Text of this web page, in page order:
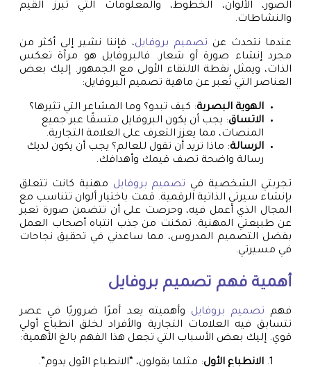
الصور، الألوان، الخطوط، والمعلومات التي تُبرز القيم
والنشاطات.
عندما نتحدث عن تصميم بروفايل، فإننا نشير إلى أكثر من
مجرد إنشاء صورة أو شعار. فالبروفايل هو مرآة تعكس
الذات، ويمثل نقطة الالتقاء الأولى مع الجمهور. إليك بعض
العناصر التي تُعبر عن ماهية تصميم البروفايل:
الهوية البصرية: كيف تبدو؟ وما المشاعر التي تثيرها؟
الاتساق: يجب أن يكون البروفايل متسقًا عبر جميع
المنصات، مما يعزز التعرف على العلامة التجارية.
الرسالة: ماذا تريد أن تقول للعالم؟ يجب أن يكون لديك
رسالة واضحة تصف قيمك وأهدافك.
تجربتي الشخصية في تصميم بروفايل مهنية كانت تتعلق
بإنشاء سيرتي الذاتية الرقمية. قمت باختيار ألوان تتناسب مع
المجال الذي أعمل فيه، وحرصت على أن تتضمن صورة تعبر
عن طبيعتي المهنية. تمكنت من جذب انتباه أصحاب العمل
بفضل التصميم المدروس، مما ساعدني في تحقيق نجاحات
في مسيرتي.
أهمية فهم تصميم بروفايل
فهم تصميم بروفايل وأهميته يعد أمرًا ضروريًا في عصر
تتسابق فيه العلامات التجارية والأفراد لخلق انطباع أولي
قوي. إليك بعض الأسباب التي تجعل هذا الفهم بالغ الأهمية:
الانطباع الأول: مثلما يقولون، “الانطباع الأول يدوم”.